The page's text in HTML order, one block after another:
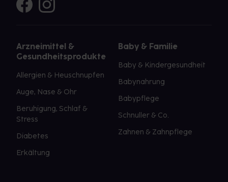
Arzneimittel &
Gesundheitsprodukte
Allergien & Heuschnupfen
Auge, Nase & Ohr
Beruhigung, Schlaf &
Stress
Diabetes
Erkältung
Baby & Familie
Baby & Kindergesundheit
Babynahrung
Babypflege
Schnuller & Co.
Zahnen & Zahnpflege